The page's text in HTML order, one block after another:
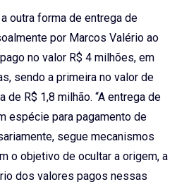
outra forma de entrega de
por Marcos Valério ao
no valor R$ 4 milhões, em
sendo a primeira no valor de
de R$ 1,8 milhão. “A entrega de
espécie para pagamento de
segue mecanismos
o objetivo de ocultar a origem, a
dos valores pagos nessas